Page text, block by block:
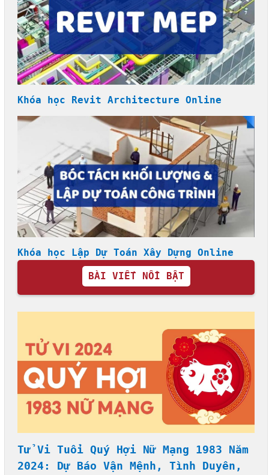
Khóa học Revit Architecture Online
Khóa học Lập Dự Toán Xây Dựng Online
BÀI VIẾT NỔI BẬT
Tử Vi Tuổi Quý Hợi Nữ Mạng 1983 Năm
2024: Dự Báo Vận Mệnh, Tình Duyên,